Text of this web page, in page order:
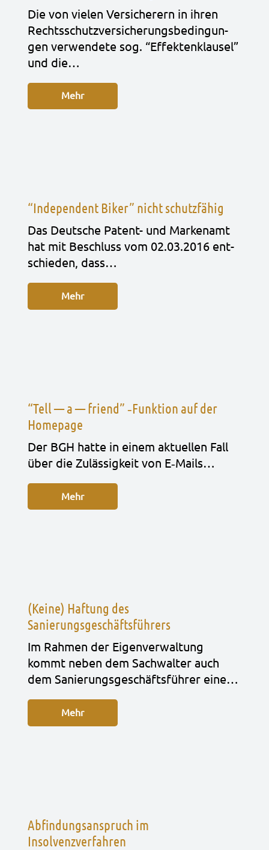
Die von vie­len Ver­si­che­rern in ihren
Rechts­schutz­ver­si­che­rungs­be­din­gun­
gen ver­wen­de­te sog. “Effek­ten­klau­sel”
und die…
Mehr
“Independent Biker” nicht schutzfähig
Das Deut­sche Patent- und Mar­ken­amt
hat mit Beschluss vom 02.03.2016 ent­
schie­den, dass…
Mehr
“Tell — a — friend” ‑Funktion auf der
Homepage
Der BGH hatte in einem aktu­el­len Fall
über die Zuläs­sig­keit von E‑Mails…
Mehr
(Keine) Haftung des
Sanierungsgeschäftsführers
Im Rah­men der Eigen­ver­wal­tung
kommt neben dem Sach­wal­ter auch
dem Sanie­rungs­ge­schäfts­füh­rer eine…
Mehr
Abfindungsanspruch im
Insolvenzverfahren